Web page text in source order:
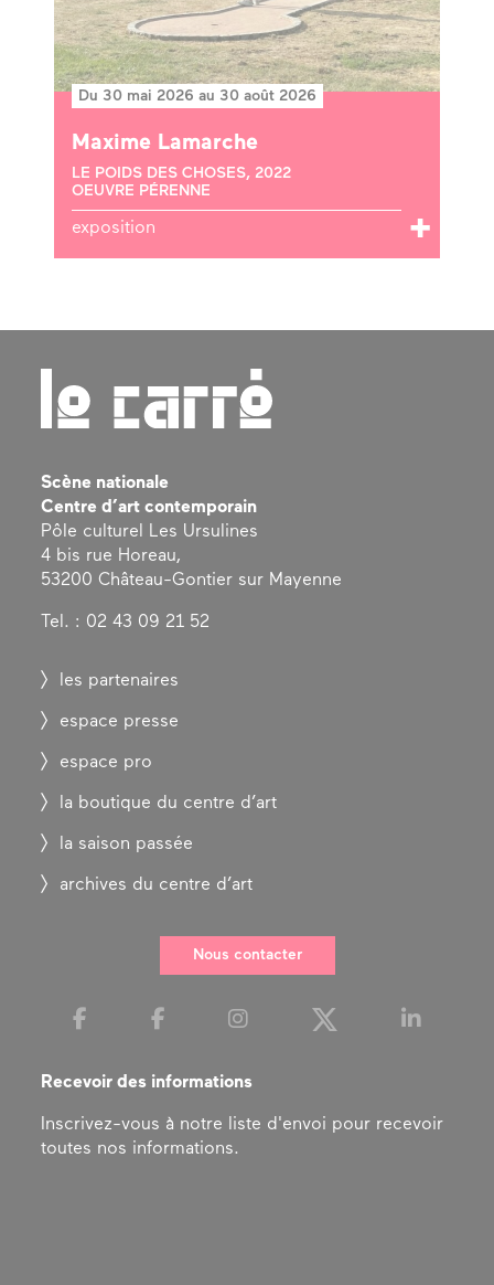
Du 30 mai 2026 au 30 août 2026
Maxime Lamarche
LE POIDS DES CHOSES, 2022
OEUVRE PÉRENNE
exposition
Scène nationale
Centre d’art contemporain
Pôle culturel Les Ursulines
4 bis rue Horeau,
53200 Château-Gontier sur Mayenne
Tel. : 02 43 09 21 52
les partenaires
espace presse
espace pro
la boutique du centre d’art
la saison passée
archives du centre d’art
Nous contacter
Recevoir des informations
Inscrivez-vous à notre liste d'envoi pour recevoir
toutes nos informations.